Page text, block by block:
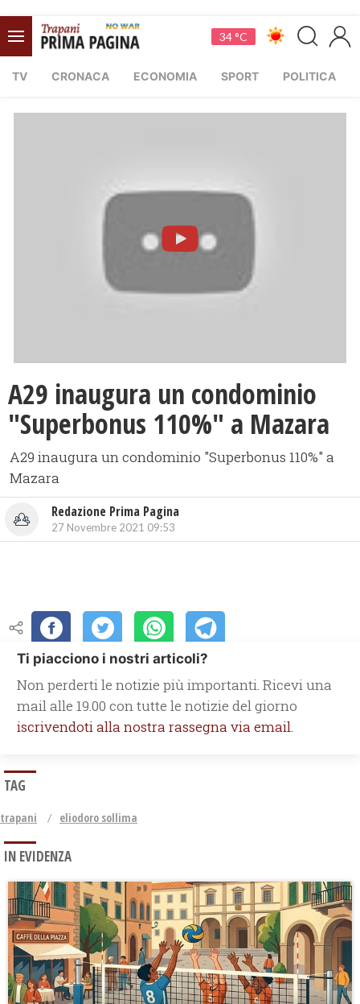
34 °C
TV CRONACA ECONOMIA SPORT POLITICA
A29 inaugura un condominio
"Superbonus 110%" a Mazara
A29 inaugura un condominio "Superbonus 110%" a
Mazara
Redazione Prima Pagina
27 Novembre 2021 09:53
Ti piacciono i nostri articoli?
Non perderti le notizie più importanti. Ricevi una
mail alle 19.00 con tutte le notizie del giorno
iscrivendoti alla nostra rassegna via email.
TAG
trapani eliodoro sollima
IN EVIDENZA